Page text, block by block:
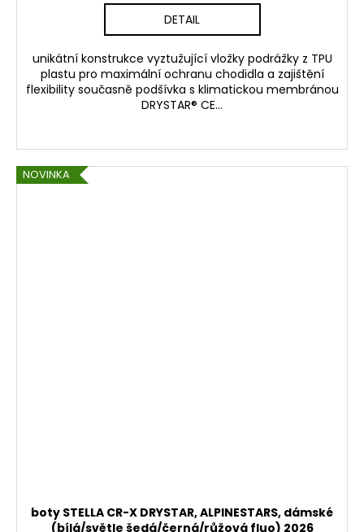
DETAIL
unikátní konstrukce vyztužující vložky podrážky z TPU
plastu pro maximální ochranu chodidla a zajištění
flexibility současně podšívka s klimatickou membránou
DRYSTAR® CE...
NOVINKA
boty STELLA CR-X DRYSTAR, ALPINESTARS, dámské
(bílá/světle šedá/černá/růžová fluo) 2026